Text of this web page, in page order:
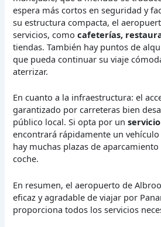
espera más cortos en seguridad y
su estructura compacta, el
servicios, comocafeterías,
tiendas. También hay puntos de
que pueda continuar su viaje
aterrizar.
En cuanto a la infraestructura: el
garantizado por carreteras bien
público local. Si opta por un
encontrará rápidamente un
hay muchas plazas de
coche.
En resumen, el aeropuerto de
eficaz y agradable de viajar por
proporciona todos los servicios